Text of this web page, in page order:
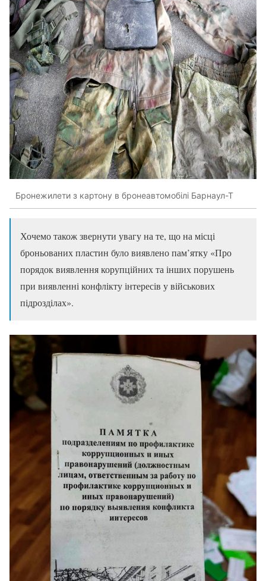
Бронежилети з картону в бронеавтомобілі Барнаул-Т
Хочемо також звернути увагу на те, що на місці
броньованих пластин було виявлено пам’ятку «Про
порядок виявлення корупційних та інших порушень
при виявленні конфлікту інтересів у військових
підрозділах».